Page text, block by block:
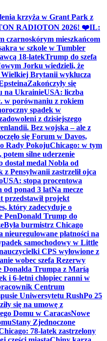
krzyża w Grant Park z
RADIOTON 2026! ❤️IL:
czarnoskórym mieszkańcom
w szkole w Tumbler
18-latekTrump do szefa
Jorku wiedzieli, że
Brytanii wyklucza
Zakończyły się
na UkrainieUSA: liczba
w porównaniu z rokiem
spadek w
z dzisiejszego
Bez wojska – ale z
się Forum w Davos,
Rady PokojuChicago: w tym
silne uderzenie
dostał medal Nobla od
z Pensylwanii zastrzelił ojca
USA: stopa procentowa
od ponad 3 latNa mecze
przedstawił projekt
który zadecyduje o
PenDonald Trump do
Była burmistrz Chicago
płatności na
samochodowy w Little
CPS wyłowione z
wobec szefa Rezerwy
Donalda Trumpa z Maríą
i 6-letni chłopiec ranni w
Centrum
Uniwersytetu RushPo 25
się na umowę z
Domu w CaracasNowe
Stany Zjednoczone
78-latek zastrzelony